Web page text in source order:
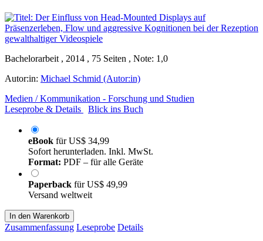
Bachelorarbeit , 2014 , 75 Seiten , Note: 1,0
Autor:in: Michael Schmid (Autor:in)
Medien / Kommunikation - Forschung und Studien
Leseprobe & Details
Blick ins Buch
eBook fürUS$ 34,99
Sofort herunterladen. Inkl. MwSt.
Format: PDF – für alle Geräte
Paperback fürUS$ 49,99
Versand weltweit
In den Warenkorb
Zusammenfassung Leseprobe Details